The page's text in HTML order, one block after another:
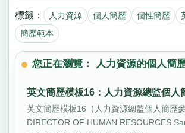
標籤： 人力資源 個人簡歷 個性簡歷
簡歷範本
您正在瀏覽： 人力資源的個人簡
英文簡歷模板16：人力資源總監個人
英文簡歷模板16（人力資源總監個人簡歷參
DIRECTOR OF HUMAN RESOURCES